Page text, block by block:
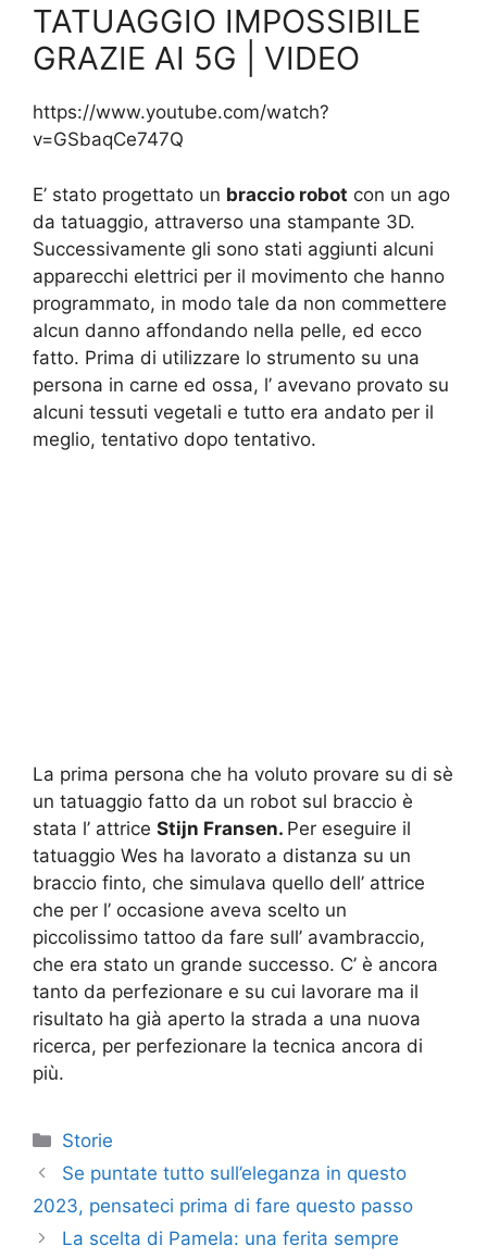
TATUAGGIO IMPOSSIBILE
GRAZIE AI 5G | VIDEO
https://www.youtube.com/watch?
v=GSbaqCe747Q
E’ stato progettato un braccio robot con un ago
da tatuaggio, attraverso una stampante 3D.
Successivamente gli sono stati aggiunti alcuni
apparecchi elettrici per il movimento che hanno
programmato, in modo tale da non commettere
alcun danno affondando nella pelle, ed ecco
fatto. Prima di utilizzare lo strumento su una
persona in carne ed ossa, l’ avevano provato su
alcuni tessuti vegetali e tutto era andato per il
meglio, tentativo dopo tentativo.
La prima persona che ha voluto provare su di sè
un tatuaggio fatto da un robot sul braccio è
stata l’ attrice Stijn Fransen. Per eseguire il
tatuaggio Wes ha lavorato a distanza su un
braccio finto, che simulava quello dell’ attrice
che per l’ occasione aveva scelto un
piccolissimo tattoo da fare sull’ avambraccio,
che era stato un grande successo. C’ è ancora
tanto da perfezionare e su cui lavorare ma il
risultato ha già aperto la strada a una nuova
ricerca, per perfezionare la tecnica ancora di
più.
Categorie
Storie
Se puntate tutto sull’eleganza in questo
2023, pensateci prima di fare questo passo
La scelta di Pamela: una ferita sempre